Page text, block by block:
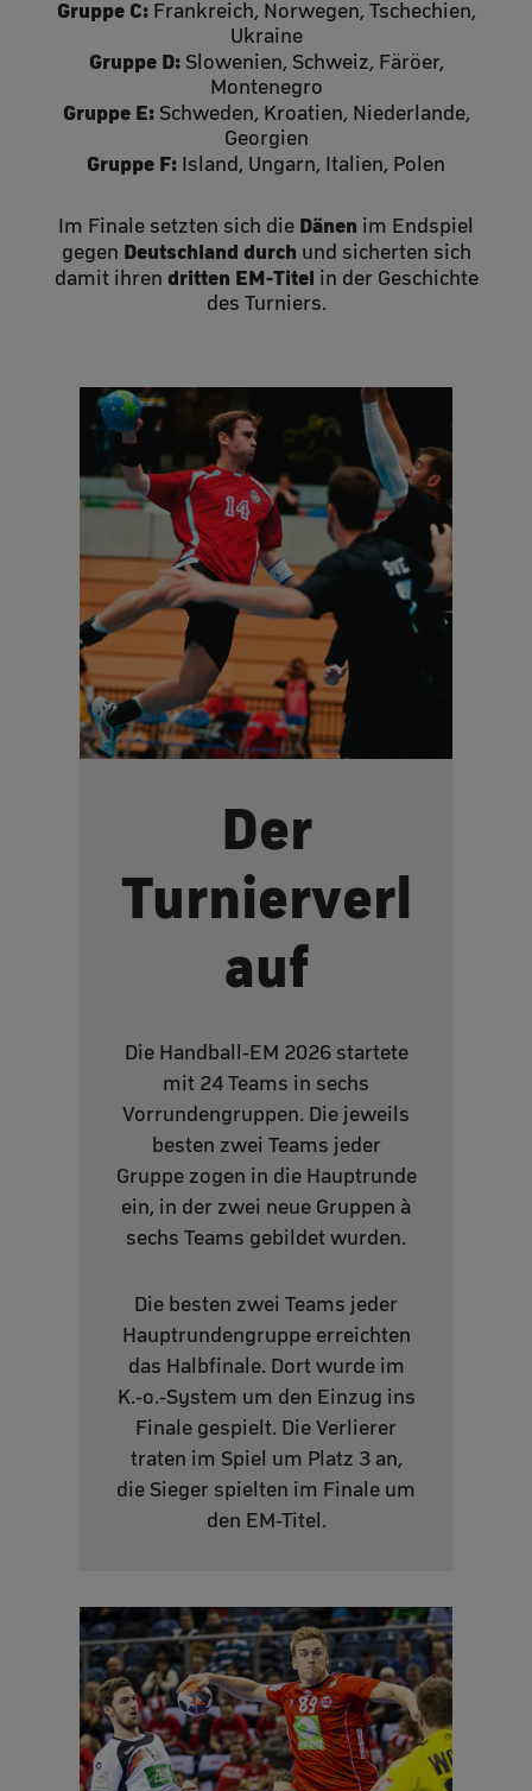
Gruppe C:Frankreich, Norwegen, Tschechien,
Ukraine
Gruppe D:Slowenien, Schweiz, Färöer,
Montenegro
Gruppe E:Schweden, Kroatien, Niederlande,
Georgien
Gruppe F: Island, Ungarn, Italien, Polen
Im Finale setzten sich die Dänen im Endspiel
gegen Deutschland durch und sicherten sich
damit ihren dritten EM‑Titel in der Geschichte
des Turniers.
Der
Turnierverl
auf
Die Handball-EM 2026 startete
mit 24 Teams in sechs
Vorrundengruppen. Die jeweils
besten zwei Teams jeder
Gruppe zogen in die Hauptrunde
ein, in der zwei neue Gruppen à
sechs Teams gebildet wurden.
Die besten zwei Teams jeder
Hauptrundengruppe erreichten
das Halbfinale. Dort wurde im
K.-o.-System um den Einzug ins
Finale gespielt. Die Verlierer
traten im Spiel um Platz 3 an,
die Sieger spielten im Finale um
den EM-Titel.